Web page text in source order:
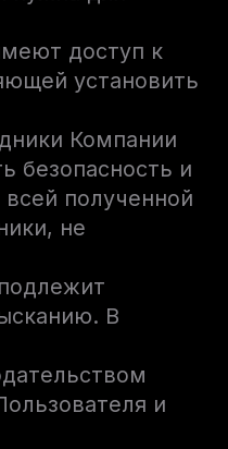
доступ к
установить
Компании
безопасность и
полученной
не
В
и